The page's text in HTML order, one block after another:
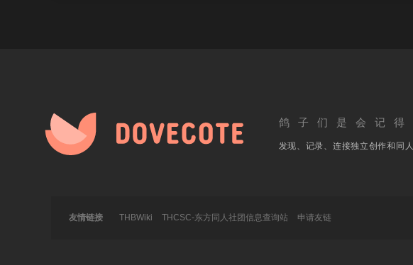
鸽子们是会记
发现、记录、连接独立创作和同人
友情链接 THBWiki THCSC-东方同人社团信息查询站 申请友链